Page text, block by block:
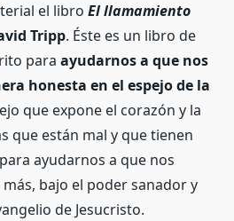
el libro El llamamiento
Tripp. Éste es un libro de
para ayudarnos a que nos
honesta en el espejo de la
que expone el corazón y la
que están mal y que tienen
ayudarnos a que nos
bajo el poder sanador y
de Jesucristo.